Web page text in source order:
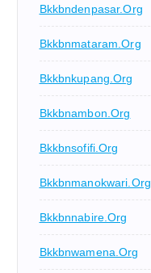
Bkkbndenpasar.org
Bkkbnmataram.org
Bkkbnkupang.org
Bkkbnambon.org
Bkkbnsofifi.org
Bkkbnmanokwari.org
Bkkbnnabire.org
Bkkbnwamena.org